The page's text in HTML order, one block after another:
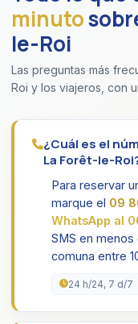
minuto
le-Roi
Las preguntas más
Roi y los viajeros, con
¿Cuál es el
La Forêt-le-
Para reservar
marque el 09
WhatsApp al
SMS en
comuna entre
24 h/24, 7 d/7